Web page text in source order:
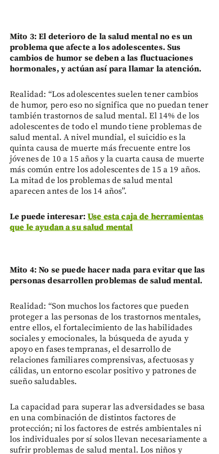
Mito 3: El deterioro de la salud mental no es un
problema que afecte a los adolescentes. Sus
cambios de humor se deben a las fluctuaciones
hormonales, y actúan así para llamar la atención.
Realidad: “Los adolescentes suelen tener cambios
de humor, pero eso no significa que no puedan tener
también trastornos de salud mental. El 14% de los
adolescentes de todo el mundo tiene problemas de
salud mental. A nivel mundial, el suicidio es la
quinta causa de muerte más frecuente entre los
jóvenes de 10 a 15 años y la cuarta causa de muerte
más común entre los adolescentes de 15 a 19 años.
La mitad de los problemas de salud mental
aparecen antes de los 14 años”.
Le puede interesar: Use esta caja de herramientas
que le ayudan a su salud mental
Mito 4: No se puede hacer nada para evitar que las
personas desarrollen problemas de salud mental.
Realidad: “Son muchos los factores que pueden
proteger a las personas de los trastornos mentales,
entre ellos, el fortalecimiento de las habilidades
sociales y emocionales, la búsqueda de ayuda y
apoyo en fases tempranas, el desarrollo de
relaciones familiares comprensivas, afectuosas y
cálidas, un entorno escolar positivo y patrones de
sueño saludables.
La capacidad para superar las adversidades se basa
en una combinación de distintos factores de
protección; ni los factores de estrés ambientales ni
los individuales por sí solos llevan necesariamente a
sufrir problemas de salud mental. Los niños y